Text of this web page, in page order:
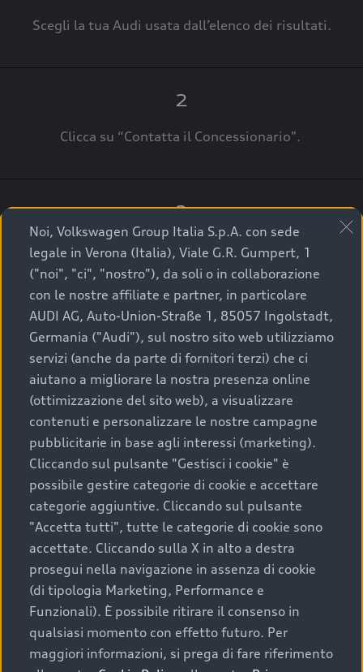
Scegli la tua Audi usata dall’elenco dei risultati.
2
Clicca su “Contatta il Concessionario".
3
A breve verrai ricontattato dal Customer Care
Audi Center o direttamente dal Concessionario
che ti supporterà per finalizzare la tua richiesta.
La qualità di acquistare
un’auto usata Audi
Scegliere un’auto usata è una decisione che coniuga
convenienza, affidabilità e sostenibilità. Per fare un
acquisto sicuro, è essenziale considerare aspetti
determinanti come la garanzia inclusa e l’affidabilità del
marchio. Audi offre l’auto usata perfetta tramite Audi
Prima Scelta :plus
Cosa sapere prima di
Noi, Volkswagen Group Italia S.p.A. con sede
legale in Verona (Italia), Viale G.R. Gumpert, 1
("noi", "ci", "nostro"), da soli o in collaborazione
con le nostre affiliate e partner, in particolare
AUDI AG, Auto-Union-Straße 1, 85057 Ingolstadt,
Germania ("Audi"), sul nostro sito web utilizziamo
servizi (anche da parte di fornitori terzi) che ci
aiutano a migliorare la nostra presenza online
(ottimizzazione del sito web), a visualizzare
contenuti e personalizzare le nostre campagne
pubblicitarie in base agli interessi (marketing).
Cliccando sul pulsante "Gestisci i cookie" è
possibile gestire categorie di cookie e accettare
categorie aggiuntive. Cliccando sul pulsante
"Accetta tutti", tutte le categorie di cookie sono
accettate. Cliccando sulla X in alto a destra
prosegui nella navigazione in assenza di cookie
(di tipologia Marketing, Performance e
Funzionali). È possibile ritirare il consenso in
qualsiasi momento con effetto futuro. Per
maggiori informazioni, si prega di fare riferimento